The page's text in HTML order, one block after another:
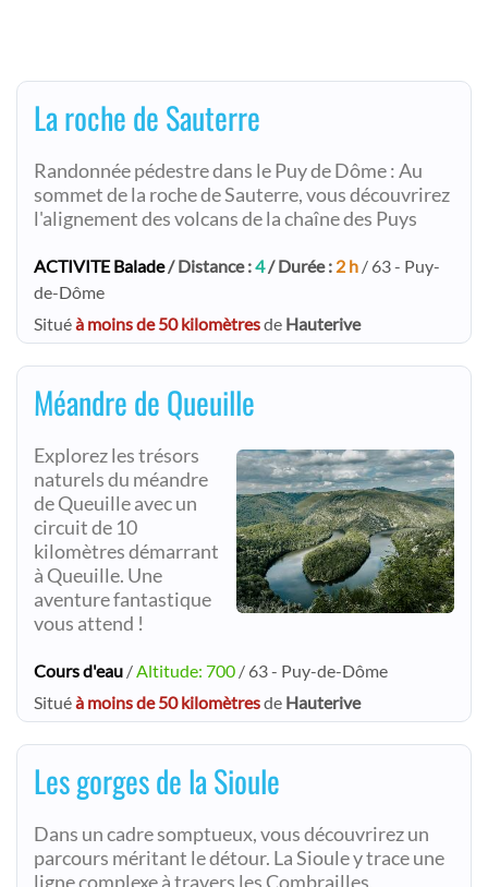
La roche de Sauterre
Randonnée pédestre dans le Puy de Dôme : Au
sommet de la roche de Sauterre, vous découvrirez
l'alignement des volcans de la chaîne des Puys
ACTIVITE Balade/ Distance :4/ Durée : 2 h / 63 - Puy-
de-Dôme
Situéà moins de 50 kilomètresde Hauterive
Méandre de Queuille
Explorez les trésors
naturels du méandre
de Queuille avec un
circuit de 10
kilomètres démarrant
à Queuille. Une
aventure fantastique
vous attend !
Cours d'eau /Altitude: 700 / 63 - Puy-de-Dôme
Situéà moins de 50 kilomètresde Hauterive
Les gorges de la Sioule
Dans un cadre somptueux, vous découvrirez un
parcours méritant le détour. La Sioule y trace une
ligne complexe à travers les Combrailles,